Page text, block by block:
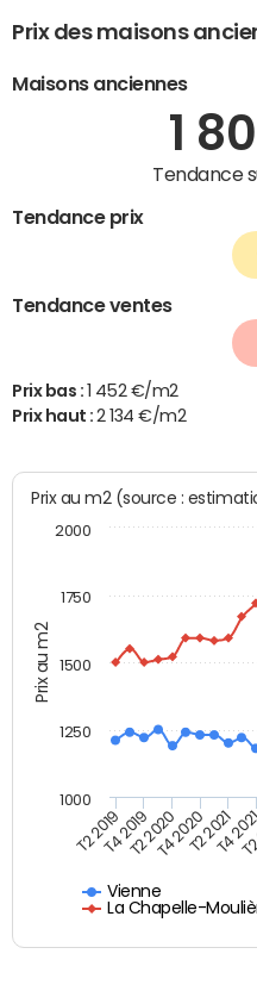
Prix des maisons
Maisons anciennes
1
Tendance
Tendance prix
Tendance ventes
Prix bas : 1 452 €/m2
Prix haut :2 134 €/m2
Prix au m2
Prix au m2 (source :
Vienne
La Chapelle-
T2 2019T4 2019T2 2020T4 2020T2 2021
T4
1000
2000
1250
1500
1750